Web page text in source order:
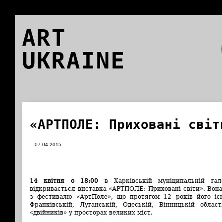
ART
UKRAINE
«АРТПОЛЕ: Приховані
07.04.2015
14 квітня о 18:00 в Харківській муніципальній
відкривається виставка «АРТПОЛЕ: Приховані світи».
з фестивалю «АртПоле», що протягом 12 років його
Франківській, Луганській, Одеській, Вінницькій
«двійників» у просторах великих міст.